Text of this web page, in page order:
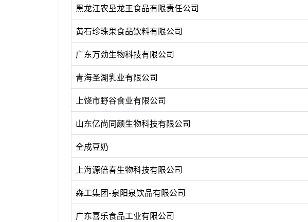
黑龙江农垦龙王食品有限责任公司
黄石珍珠果食品饮料有限公司
广东万劲生物科技有限公司
青海圣湖乳业有限公司
上饶市野谷食业有限公司
山东亿尚同颜生物科技有限公司
全成豆奶
上海源倍春生物科技有限公司
森工集团-泉阳泉饮品有限公司
广东喜乐食品工业有限公司